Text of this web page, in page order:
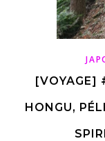
[VOYAGE]
HONGU,